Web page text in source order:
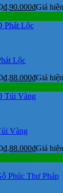
90.000₫Giá
Lộc
88.000₫Giá
Vàng
88.000₫Giá